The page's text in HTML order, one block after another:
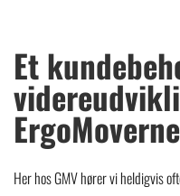
Et
Her hos GMV hører vi heldigvis